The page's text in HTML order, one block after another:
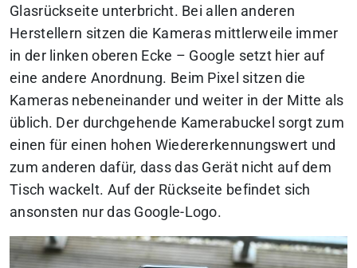
Glasrückseite unterbricht. Bei allen anderen
Herstellern sitzen die Kameras mittlerweile immer
in der linken oberen Ecke – Google setzt hier auf
eine andere Anordnung. Beim Pixel sitzen die
Kameras nebeneinander und weiter in der Mitte als
üblich. Der durchgehende Kamerabuckel sorgt zum
einen für einen hohen Wiedererkennungswert und
zum anderen dafür, dass das Gerät nicht auf dem
Tisch wackelt. Auf der Rückseite befindet sich
ansonsten nur das Google-Logo.